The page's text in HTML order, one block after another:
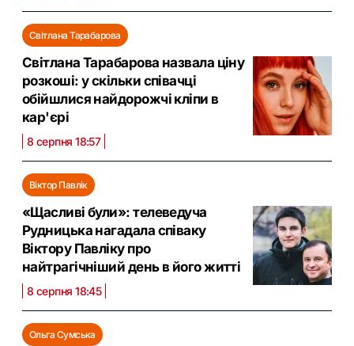
Світлана Тарабарова
Світлана Тарабарова назвала ціну
розкоші: у скільки співачці
обійшлися найдорожчі кліпи в
кар'єрі
8 серпня 18:57
Віктор Павлік
«Щасливі були»: телеведуча
Рудницька нагадала співаку
Віктору Павліку про
найтрагічніший день в його житті
8 серпня 18:45
Ольга Сумська